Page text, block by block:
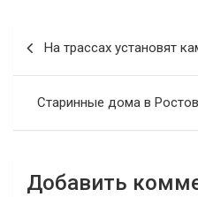
записям
На трассах установят
Старинные дома в
Добавить